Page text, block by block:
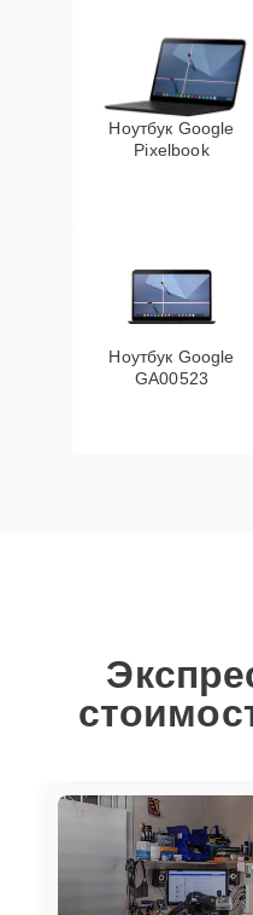
Ноутбук Google
Pixelbook
Ноутбук Google
GA00523